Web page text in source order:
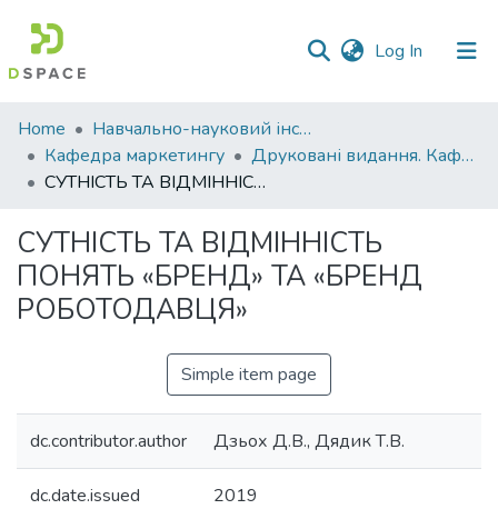
Log In (current)
Communities
&
Collections
Statistics
Home
Навчально-науковий інститут економіки, управління, права та інформаційних технологій
Кафедра маркетингу
Друковані видання. Кафедра маркетингу
СУТНІСТЬ ТА ВІДМІННІСТЬ ПОНЯТЬ «БРЕНД» ТА «БРЕНД РОБОТОДАВЦЯ»
СУТНІСТЬ ТА ВІДМІННІСТЬ
ПОНЯТЬ «БРЕНД» ТА «БРЕНД
РОБОТОДАВЦЯ»
Simple item page
dc.contributor.author Дзьох Д.В., Дядик Т.В.
dc.date.issued 2019